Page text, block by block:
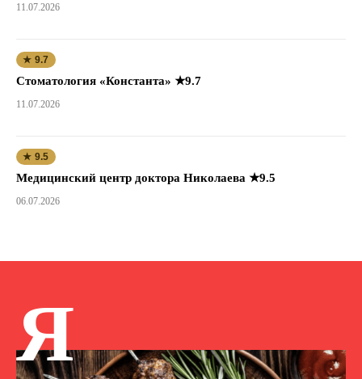
11.07.2026
★ 9.7
Стоматология «Константа» ★9.7
11.07.2026
★ 9.5
Медицинский центр доктора Николаева ★9.5
06.07.2026
Я